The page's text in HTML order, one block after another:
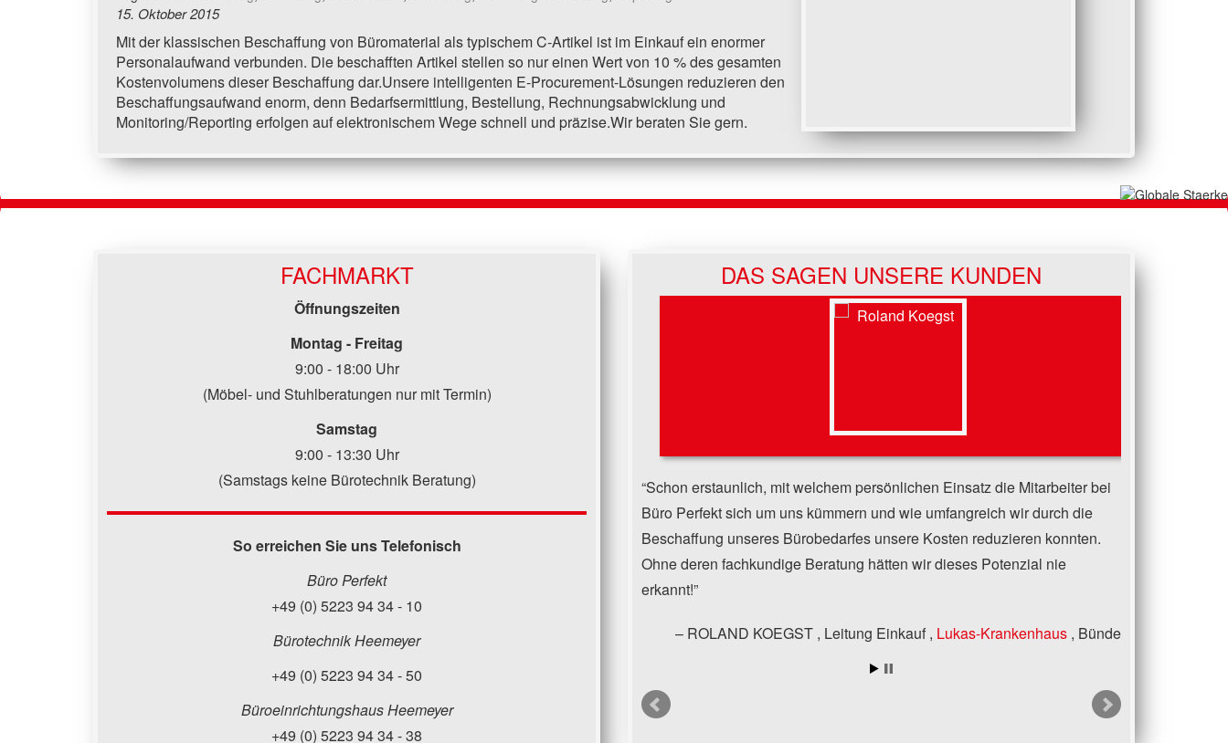
15. Oktober 2015
Mit der klassischen Beschaffung von Büromaterial als typischem C-Artikel ist im Einkauf ein enormer
Personalaufwand verbunden. Die beschafften Artikel stellen so nur einen Wert von 10 % des gesamten
Kostenvolumens dieser Beschaffung dar.Unsere intelligenten E-Procurement-Lösungen reduzieren den
Beschaffungsaufwand enorm, denn Bedarfsermittlung, Bestellung, Rechnungsabwicklung und
Monitoring/Reporting erfolgen auf elektronischem Wege schnell und präzise.Wir beraten Sie gern.
FACHMARKT
Öffnungszeiten
Montag - Freitag
9:00 - 18:00 Uhr
(Möbel- und Stuhlberatungen nur mit Termin)
Samstag
9:00 - 13:30 Uhr
(Samstags keine Bürotechnik Beratung)
So erreichen Sie uns Telefonisch
Büro Perfekt
+49 (0) 5223 94 34 - 10
Bürotechnik Heemeyer
+49 (0) 5223 94 34 - 50
Büroeinrichtungshaus Heemeyer
+49 (0) 5223 94 34 - 38
DAS SAGEN UNSERE KUNDEN
Schon erstaunlich, mit welchem persönlichen Einsatz die Mitarbeiter bei
Büro Perfekt sich um uns kümmern und wie umfangreich wir durch die
Beschaffung unseres Bürobedarfes unsere Kosten reduzieren konnten.
Ohne deren fachkundige Beratung hätten wir dieses Potenzial nie
erkannt!
ROLAND KOEGST Leitung Einkauf Lukas-Krankenhaus Bünde